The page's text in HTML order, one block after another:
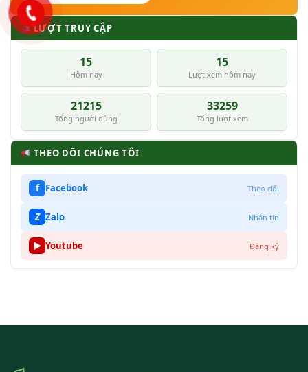
LƯỢT TRUY CẬP
15
Hôm nay
15
Lượt xem hôm nay
21215
Tổng người dùng
33259
Tổng lượt xem
THEO DÕI CHÚNG TÔI
f Facebook Theo dõi
Z Zalo Nhắn tin
▶ Youtube Đăng ký